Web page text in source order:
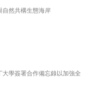
學簽署合作備忘錄以加強全
然共構生態海岸